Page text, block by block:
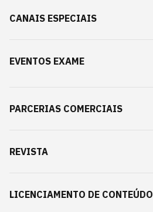
CANAIS ESPECIAIS
EVENTOS EXAME
PARCERIAS COMERCIAIS
REVISTA
LICENCIAMENTO DE CONTEÚDO